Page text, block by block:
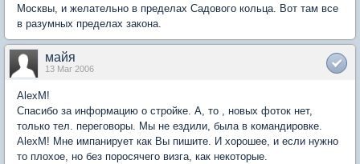
Москвы, и желательно в пределах Садового кольца. Вот там все
в разумных пределах закона.
майя
13 Mar 2006
AlexM!
Спасибо за информацию о стройке. А, то , новых фоток нет,
только тел. переговоры. Мы не ездили, была в командировке.
AlexM! Мне импанирует как Вы пишите. И хорошее, и если нужно
то плохое, но без поросячего визга, как некоторые.